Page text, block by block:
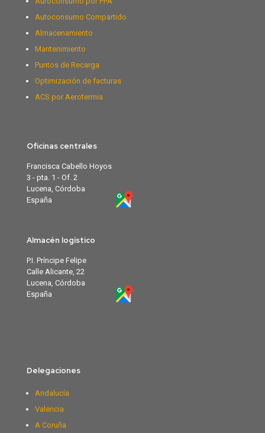
Autoconsumo Compartido
Almacenamiento
Mantenimiento
Puntos de Recarga
Optimización de facturas
ACS por Aerotermia
Oficinas centrales
Francisca Cabello Hoyos
3 - pta. 1 - Of. 2
Lucena, Córdoba
España
Almacén logístico
P.I. Príncipe Felipe
Calle Alicante, 22
Lucena, Córdoba
España
Delegaciones
Andalucía
Valencia
A Coruña